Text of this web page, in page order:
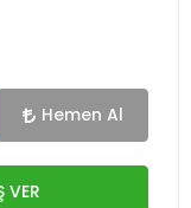
Hemen Al
VER